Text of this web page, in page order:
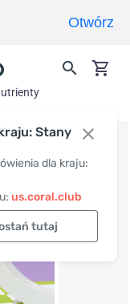
Stany
dla kraju:
us.coral.club
tutaj
Otwórz